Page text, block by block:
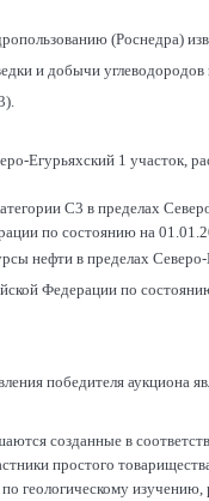
(Роснедра)
и добычи
Егурьяхский 1
С3 в пределах
по состоянию на
нефти в пределах
Федерации по
победителя аукциона
созданные в
простого
геологическому